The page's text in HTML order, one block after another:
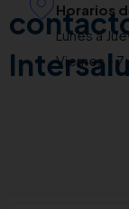
Horarios
Lunes a
Viernes -